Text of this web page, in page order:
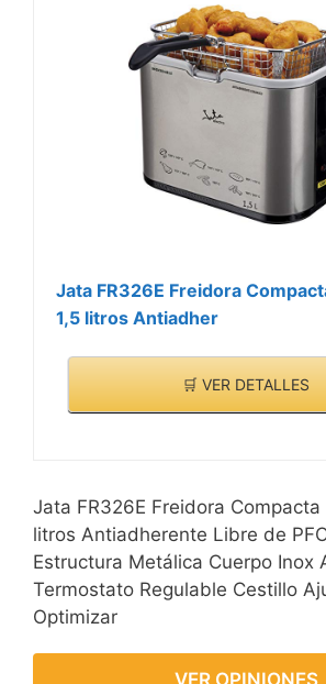
Jata FR326E Freidora
1,5 litros Antiadher
🛒 VER DETALLES
Jata FR326E Freidora
litros Antiadherente Libre de
Estructura Metálica Cuerpo Inox
Termostato Regulable Cestillo
Optimizar
VER OPINIONES